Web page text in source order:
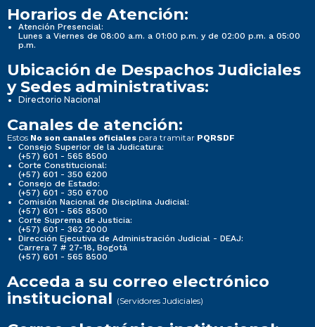
Horarios de Atención:
Atención Presencial:
Lunes a Viernes de 08:00 a.m. a 01:00 p.m. y de 02:00 p.m. a 05:00
p.m.
Ubicación de Despachos Judiciales
y Sedes administrativas:
Directorio Nacional
Canales de atención:
Estos No son canales oficiales para tramitar PQRSDF
Consejo Superior de la Judicatura:
(+57) 601 - 565 8500
Corte Constitucional:
(+57) 601 - 350 6200
Consejo de Estado:
(+57) 601 - 350 6700
Comisión Nacional de Disciplina Judicial:
(+57) 601 - 565 8500
Corte Suprema de Justicia:
(+57) 601 - 362 2000
Dirección Ejecutiva de Administración Judicial - DEAJ:
Carrera 7 # 27-18, Bogotá
(+57) 601 - 565 8500
Acceda a su correo electrónico
institucional (Servidores Judiciales)